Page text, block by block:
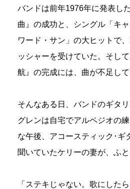
バンドは前年1976年に発表し
曲』の成功と、シングル「キ
ワード・サン」の大ヒットで
ッシャーを受けていた。そし
航』の完成には、曲が不足して
そんなある日、バンドのギタ
グレンは自宅でアルペジオの
な午後、アコースティック･ギ
聞いていたケリーの妻が、ふと
「ステキじゃない。歌にしたら